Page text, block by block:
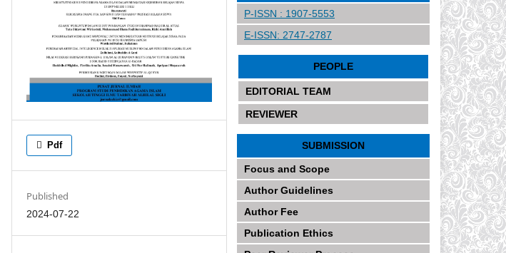
Pdf
Published
2024-07-22
P-ISSN : 1907-5553
E-ISSN: 2747-2787
PEOPLE
EDITORIAL TEAM
REVIEWER
SUBMISSION
Focus and Scope
Author Guidelines
Author Fee
Publication Ethics